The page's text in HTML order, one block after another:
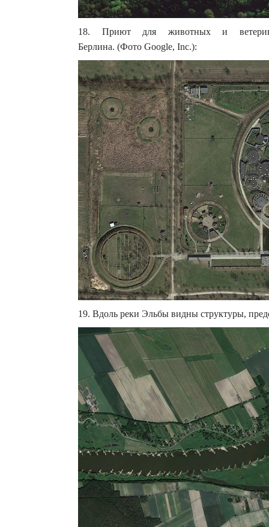
18. Приют для животных и
Берлина. (Фото Google, Inc.):
19. Вдоль реки Эльбы видны структуры,